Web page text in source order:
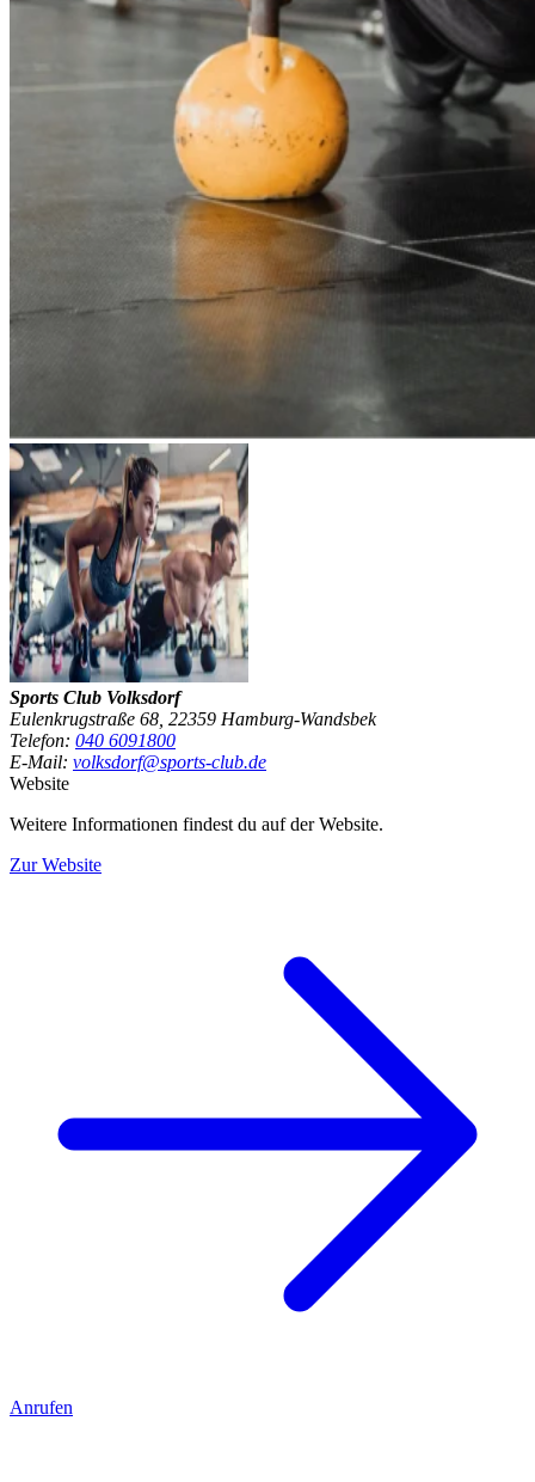
Sports Club Volksdorf
Eulenkrugstraße 68, 22359 Hamburg-Wandsbek
Telefon: 040 6091800
E-Mail: volksdorf@sports-club.de
Website
Weitere Informationen findest du auf der Website.
Zur Website
Anrufen